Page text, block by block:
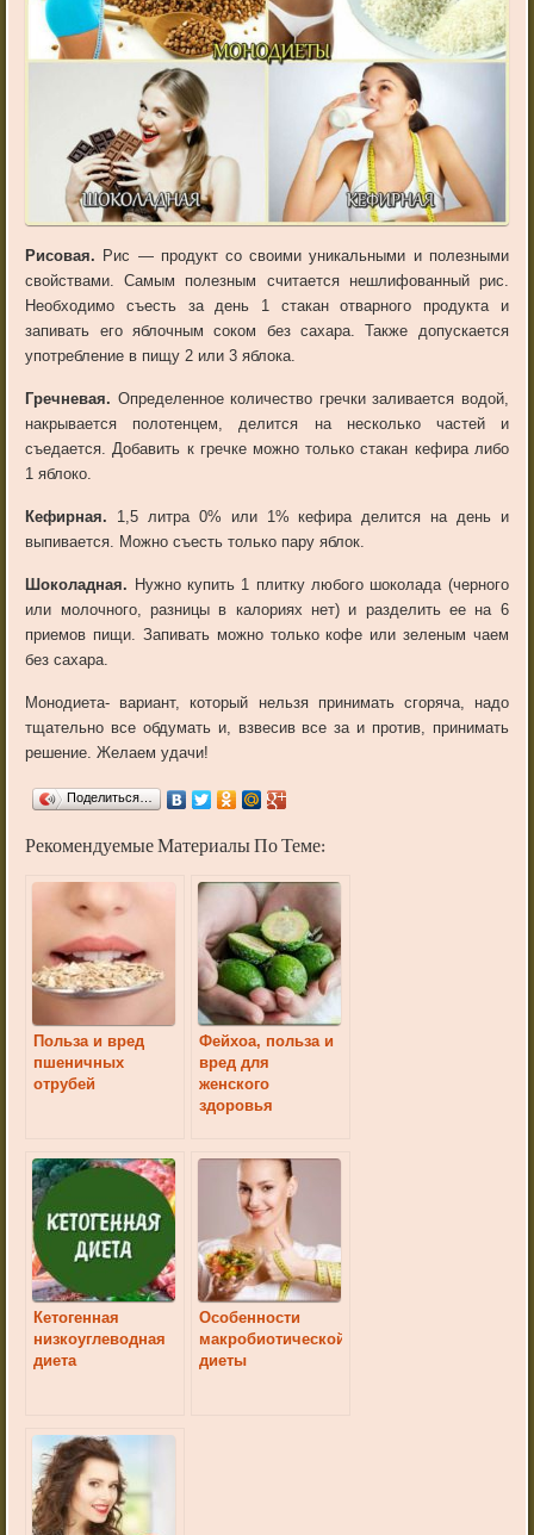
Рисовая. Рис — продукт со своими уникальными и полезными
свойствами. Самым полезным считается нешлифованный рис.
Необходимо съесть за день 1 стакан отварного продукта и
запивать его яблочным соком без сахара. Также допускается
употребление в пищу 2 или 3 яблока.
Гречневая. Определенное количество гречки заливается водой,
накрывается полотенцем, делится на несколько частей и
съедается. Добавить к гречке можно только стакан кефира либо
1 яблоко.
Кефирная. 1,5 литра 0% или 1% кефира делится на день и
выпивается. Можно съесть только пару яблок.
Шоколадная. Нужно купить 1 плитку любого шоколада (черного
или молочного, разницы в калориях нет) и разделить ее на 6
приемов пищи. Запивать можно только кофе или зеленым чаем
без сахара.
Монодиета- вариант, который нельзя принимать сгоряча, надо
тщательно все обдумать и, взвесив все за и против, принимать
решение. Желаем удачи!
Поделиться…
Рекомендуемые Материалы По Теме:
Польза и вред
пшеничных
отрубей
Фейхоа, польза и
вред для
женского
здоровья
Кетогенная
низкоуглеводная
диета
Особенности
макробиотической
диеты